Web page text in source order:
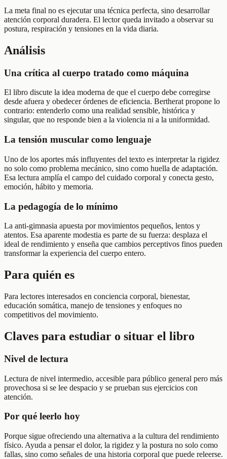
La meta final no es ejecutar una técnica perfecta, sino desarrollar
atención corporal duradera. El lector queda invitado a observar su
postura, respiración y tensiones en la vida diaria.
Análisis
Una crítica al cuerpo tratado como máquina
El libro discute la idea moderna de que el cuerpo debe corregirse
desde afuera y obedecer órdenes de eficiencia. Bertherat propone lo
contrario: entenderlo como una realidad sensible, histórica y
singular, que no responde bien a la violencia ni a la uniformidad.
La tensión muscular como lenguaje
Uno de los aportes más influyentes del texto es interpretar la rigidez
no solo como problema mecánico, sino como huella de adaptación.
Esa lectura amplía el campo del cuidado corporal y conecta gesto,
emoción, hábito y memoria.
La pedagogía de lo mínimo
La anti-gimnasia apuesta por movimientos pequeños, lentos y
atentos. Esa aparente modestia es parte de su fuerza: desplaza el
ideal de rendimiento y enseña que cambios perceptivos finos pueden
transformar la experiencia del cuerpo entero.
Para quién es
Para lectores interesados en conciencia corporal, bienestar,
educación somática, manejo de tensiones y enfoques no
competitivos del movimiento.
Claves para estudiar o situar el libro
Nivel de lectura
Lectura de nivel intermedio, accesible para público general pero más
provechosa si se lee despacio y se prueban sus ejercicios con
atención.
Por qué leerlo hoy
Porque sigue ofreciendo una alternativa a la cultura del rendimiento
físico. Ayuda a pensar el dolor, la rigidez y la postura no solo como
fallas, sino como señales de una historia corporal que puede releerse.